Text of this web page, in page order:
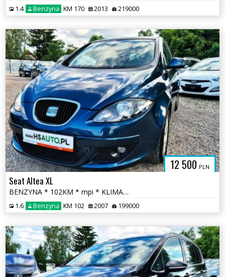
1.4 Benzyna KM 170 2013 219000
12 500 PLN
Seat Altea XL
BENZYNA * 102KM * mpi * KLIMATYZACJA * super * okazja * polecamy
1.6 Benzyna KM 102 2007 199000